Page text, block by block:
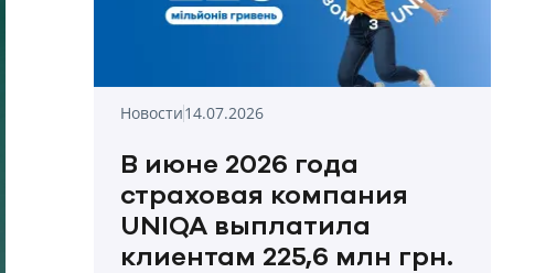
Новости14.07.2026
В июне 2026 года
страховая компания
UNIQA выплатила
клиентам 225,6 млн грн.